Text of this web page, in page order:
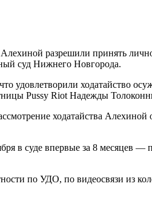
разрешили принять
суд Нижнего Новгорода.
удовлетворили ходатайство
Pussy Riot Надежды
ходатайства Алехиной
в суде впервые за 8 месяцев —
по УДО, по видеосвязи из